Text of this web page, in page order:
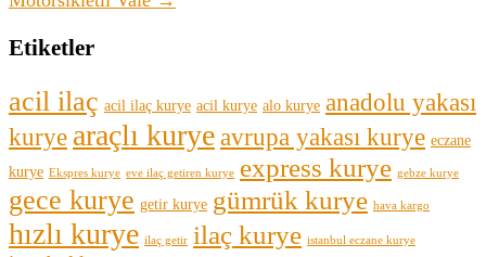
Etiketler
acil ilaç acil ilaç kurye acil kurye alo kurye anadolu yakası
kurye araçlı kuryeavrupa yakası kurye eczane
kurye Ekspres kurye eve ilaç getiren kurye express kurye gebze kurye
gece kurye getir kurye gümrük kurye hava kargo
hızlı kurye ilaç getir ilaç kurye istanbul eczane kurye